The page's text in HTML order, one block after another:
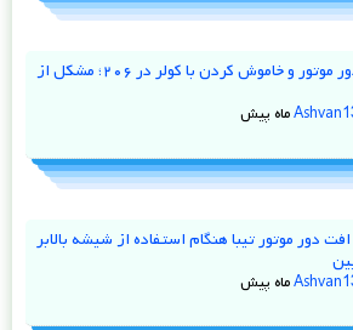
نوسان دور موتور و خاموش کردن با کولر در ۲۰۶؛ مشکل از
دور موتور تیبا هنگام استفاده از شیشه‌ بالابر